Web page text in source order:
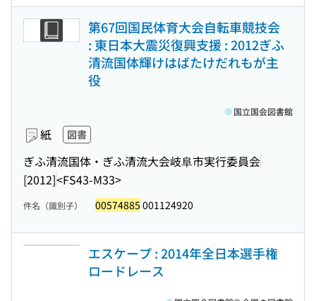
第67回国民体育大会自転車競技会
: 東日本大震災復興支援 : 2012ぎふ
清流国体輝けはばたけだれもが主
役
紙 図書
ぎふ清流国体・ぎふ清流大会岐阜市実行委員会
[2012]<FS43-M33>
国立国会図書館
件名（識別子） 00574885 001124920
エスケープ : 2014年全日本選手権
ロードレース